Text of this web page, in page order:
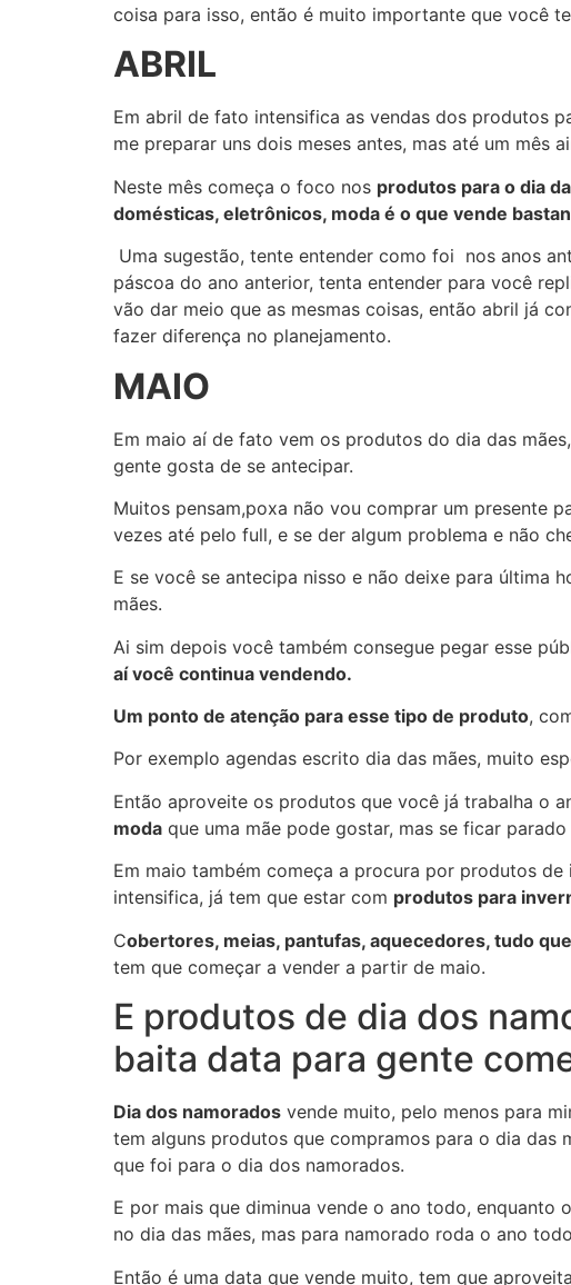
coisa para isso, então é muito importante que você
ABRIL
Em abril de fato intensifica as vendas dos produtos
me preparar uns dois meses antes, mas até um
Neste mês começa o foco nos produtos para o dia
domésticas, eletrônicos, moda é o que vende
Uma sugestão, tente entender como foi nos anos
páscoa do ano anterior, tenta entender para você
vão dar meio que as mesmas coisas, então abril já
fazer diferença no planejamento.
MAIO
Em maio aí de fato vem os produtos do dia das
gente gosta de se antecipar.
Muitos pensam,poxa não vou comprar um presente
vezes até pelo full, e se der algum problema e não
E se você se antecipa nisso e não deixe para última
mães.
Ai sim depois você também consegue pegar esse
aí você continua vendendo.
Um ponto de atenção para esse tipo de produto,
Por exemplo agendas escrito dia das mães, muito
Então aproveite os produtos que você já trabalha o
moda que uma mãe pode gostar, mas se ficar
Em maio também começa a procura por produtos
intensifica, já tem que estar com produtos para
Cobertores, meias, pantufas, aquecedores, tudo
tem que começar a vender a partir de maio.
E produtos de dia dos
baita data para gente
Dia dos namorados vende muito, pelo menos para
tem alguns produtos que compramos para o dia das
que foi para o dia dos namorados.
E por mais que diminua vende o ano todo, enquanto
no dia das mães, mas para namorado roda o ano
Então é uma data que vende muito, tem que